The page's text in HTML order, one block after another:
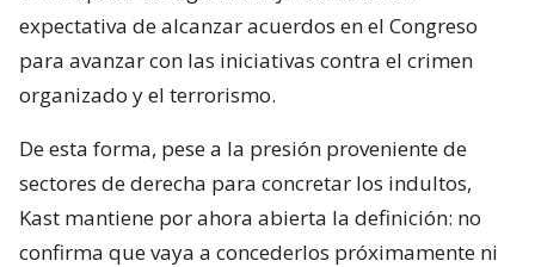
expectativa de alcanzar acuerdos en el Congreso
para avanzar con las iniciativas contra el crimen
organizado y el terrorismo.
De esta forma, pese a la presión proveniente de
sectores de derecha para concretar los indultos,
Kast mantiene por ahora abierta la definición: no
confirma que vaya a concederlos próximamente ni